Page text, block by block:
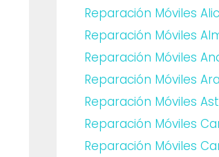
Reparación Móviles
Reparación Móviles
Reparación Móviles
Reparación Móviles
Reparación Móviles
Reparación Móviles
Reparación Móviles